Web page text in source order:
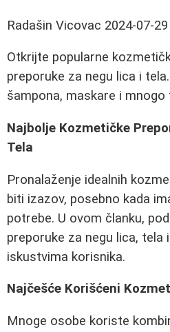
Radašin Vicovac 2024-07-29
Otkrijte popularne
preporuke za negu lica i
šampona, maskare i mnogo
Najbolje Kozmetičke
Tela
Pronalaženje idealnih
biti izazov, posebno kada
potrebe. U ovom članku,
preporuke za negu lica, tela
iskustvima korisnika.
Najčešće Korišćeni
Mnoge osobe koriste